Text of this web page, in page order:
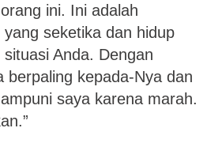
ini. Ini adalah
seketika dan hidup
Anda. Dengan
berpaling kepada-Nya dan
saya karena marah.